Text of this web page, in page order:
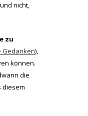
nicht,
zu
Gedanken),
können.
die
diesem